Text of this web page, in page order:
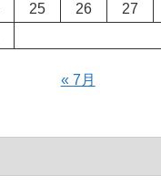
25 26 27
« 7月